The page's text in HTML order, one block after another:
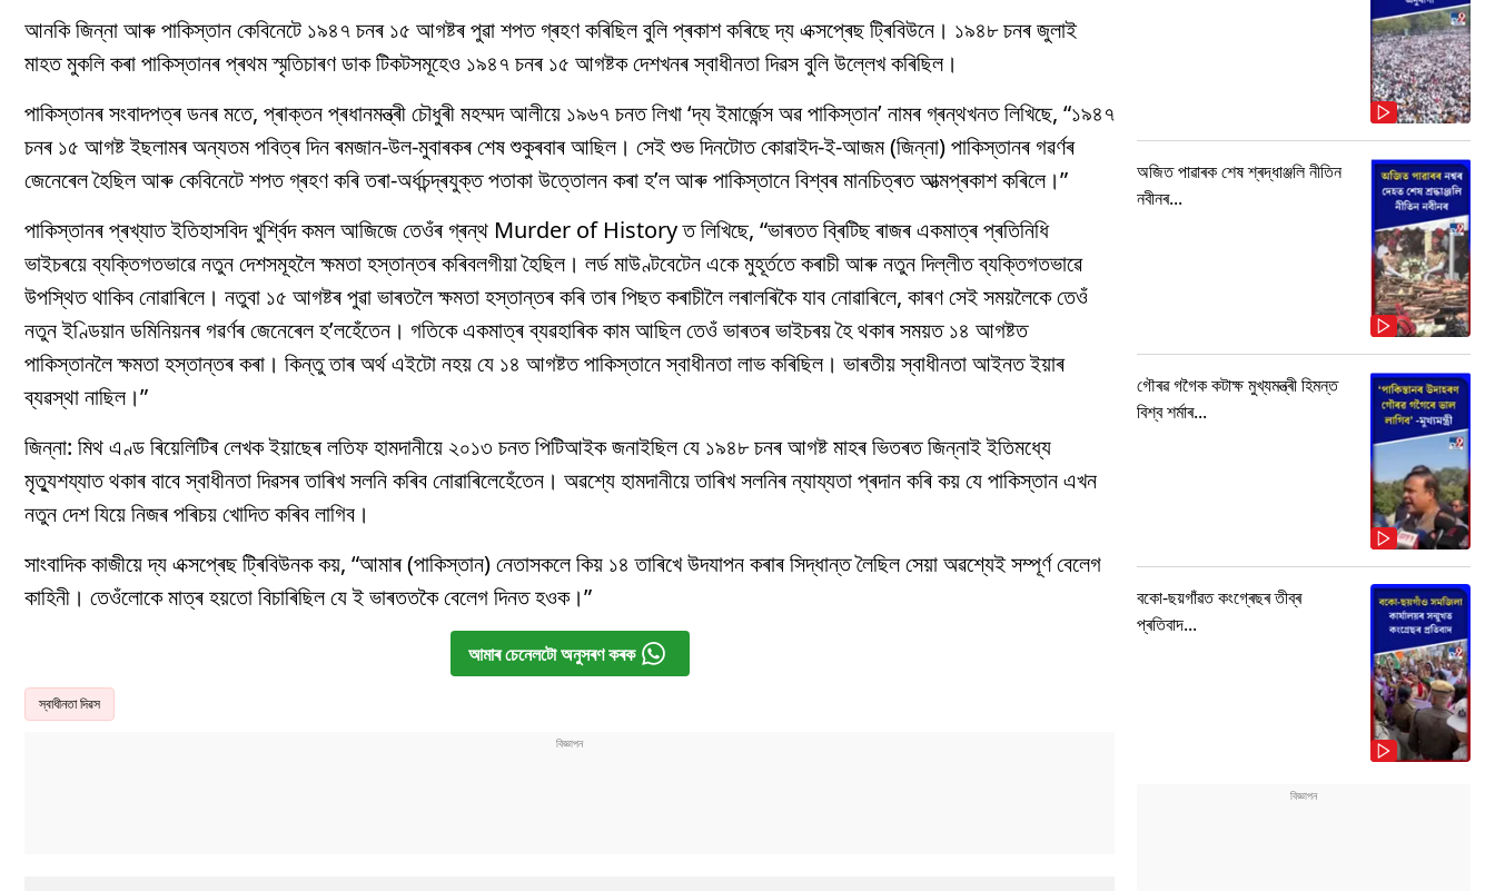
আনকি জিন্না আৰু পাকিস্তান কেবিনেটে ১৯৪৭ চনৰ ১৫ আগষ্টৰ পুৱা শপত গ্ৰহণ কৰিছিল বুলি প্ৰকাশ কৰিছে দ্য এক্সপ্ৰেছ ট্ৰিবিউনে। ১৯৪৮ চনৰ জুলাই
মাহত মুকলি কৰা পাকিস্তানৰ প্ৰথম স্মৃতিচাৰণ ডাক টিকটসমূহেও ১৯৪৭ চনৰ ১৫ আগষ্টক দেশখনৰ স্বাধীনতা দিৱস বুলি উল্লেখ কৰিছিল।
পাকিস্তানৰ সংবাদপত্ৰ ডনৰ মতে, প্ৰাক্তন প্ৰধানমন্ত্ৰী চৌধুৰী মহম্মদ আলীয়ে ১৯৬৭ চনত লিখা ‘দ্য ইমাৰ্জেন্স অৱ পাকিস্তান’ নামৰ গ্ৰন্থখনত লিখিছে, “১৯৪৭
চনৰ ১৫ আগষ্ট ইছলামৰ অন্যতম পবিত্ৰ দিন ৰমজান-উল-মুবাৰকৰ শেষ শুকুৰবাৰ আছিল। সেই শুভ দিনটোত কোৱাইদ-ই-আজম (জিন্না) পাকিস্তানৰ গৱৰ্ণৰ
জেনেৰেল হৈছিল আৰু কেবিনেটে শপত গ্ৰহণ কৰি তৰা-অৰ্ধচন্দ্ৰযুক্ত পতাকা উত্তোলন কৰা হ’ল আৰু পাকিস্তানে বিশ্বৰ মানচিত্ৰত আত্মপ্ৰকাশ কৰিলে।”
পাকিস্তানৰ প্ৰখ্যাত ইতিহাসবিদ খুৰ্শ্বিদ কমল আজিজে তেওঁৰ গ্ৰন্থ Murder of History ত লিখিছে, “ভাৰতত ব্ৰিটিছ ৰাজৰ একমাত্ৰ প্ৰতিনিধি
ভাইচৰয়ে ব্যক্তিগতভাৱে নতুন দেশসমূহলৈ ক্ষমতা হস্তান্তৰ কৰিবলগীয়া হৈছিল। লৰ্ড মাউণ্টবেটেন একে মুহূৰ্ততে কৰাচী আৰু নতুন দিল্লীত ব্যক্তিগতভাৱে
উপস্থিত থাকিব নোৱাৰিলে। নতুবা ১৫ আগষ্টৰ পুৱা ভাৰতলৈ ক্ষমতা হস্তান্তৰ কৰি তাৰ পিছত কৰাচীলৈ লৰালৰিকৈ যাব নোৱাৰিলে, কাৰণ সেই সময়লৈকে তেওঁ
নতুন ইণ্ডিয়ান ডমিনিয়নৰ গৱৰ্ণৰ জেনেৰেল হ’লহেঁতেন। গতিকে একমাত্ৰ ব্যৱহাৰিক কাম আছিল তেওঁ ভাৰতৰ ভাইচৰয় হৈ থকাৰ সময়ত ১৪ আগষ্টত
পাকিস্তানলৈ ক্ষমতা হস্তান্তৰ কৰা। কিন্তু তাৰ অৰ্থ এইটো নহয় যে ১৪ আগষ্টত পাকিস্তানে স্বাধীনতা লাভ কৰিছিল। ভাৰতীয় স্বাধীনতা আইনত ইয়াৰ
ব্যৱস্থা নাছিল।”
জিন্না: মিথ এণ্ড ৰিয়েলিটিৰ লেখক ইয়াছেৰ লতিফ হামদানীয়ে ২০১৩ চনত পিটিআইক জনাইছিল যে ১৯৪৮ চনৰ আগষ্ট মাহৰ ভিতৰত জিন্নাই ইতিমধ্যে
মৃত্যুশয্যাত থকাৰ বাবে স্বাধীনতা দিৱসৰ তাৰিখ সলনি কৰিব নোৱাৰিলেহেঁতেন। অৱশ্যে হামদানীয়ে তাৰিখ সলনিৰ ন্যায্যতা প্ৰদান কৰি কয় যে পাকিস্তান এখন
নতুন দেশ যিয়ে নিজৰ পৰিচয় খোদিত কৰিব লাগিব।
সাংবাদিক কাজীয়ে দ্য এক্সপ্ৰেছ ট্ৰিবিউনক কয়, “আমাৰ (পাকিস্তান) নেতাসকলে কিয় ১৪ তাৰিখে উদযাপন কৰাৰ সিদ্ধান্ত লৈছিল সেয়া অৱশ্যেই সম্পূৰ্ণ বেলেগ
কাহিনী। তেওঁলোকে মাত্ৰ হয়তো বিচাৰিছিল যে ই ভাৰততকৈ বেলেগ দিনত হওক।”
আমাৰ চেনেলটো অনুসৰণ কৰক
স্বাধীনতা দিৱস
অজিত পাৱাৰক শেষ শ্ৰদ্ধাঞ্জলি নীতিন
নবীনৰ...
গৌৰৱ গগৈক কটাক্ষ মুখ্যমন্ত্ৰী হিমন্ত
বিশ্ব শৰ্মাৰ...
বকো-ছয়গাঁৱত কংগ্ৰেছৰ তীব্ৰ
প্ৰতিবাদ...